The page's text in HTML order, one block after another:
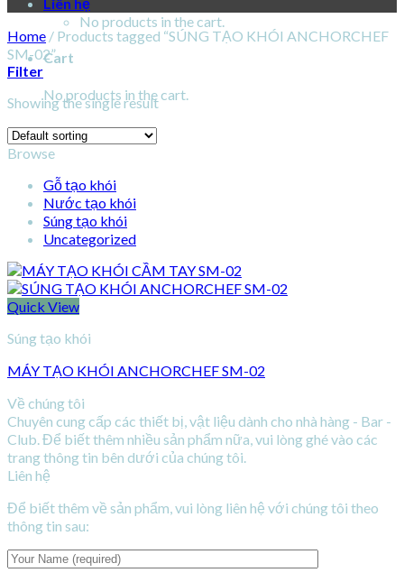
No products in the cart.
Cart
No products in the cart.
Home / Products tagged “SÚNG TẠO KHÓI ANCHORCHEF
SM-02”
Filter
Showing the single result
Browse
Gỗ tạo khói
Nước tạo khói
Súng tạo khói
Uncategorized
Quick View
Súng tạo khói
MÁY TẠO KHÓI ANCHORCHEF SM-02
Về chúng tôi
Chuyên cung cấp các thiết bị, vật liệu dành cho nhà hàng - Bar -
Club. Để biết thêm nhiều sản phẩm nữa, vui lòng ghé vào các
trang thông tin bên dưới của chúng tôi.
Liên hệ
Để biết thêm về sản phẩm, vui lòng liên hệ với chúng tôi theo
thông tin sau: